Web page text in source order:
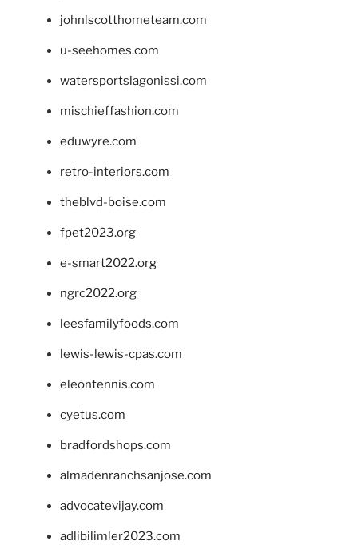
johnlscotthometeam.com
u-seehomes.com
watersportslagonissi.com
mischieffashion.com
eduwyre.com
retro-interiors.com
theblvd-boise.com
fpet2023.org
e-smart2022.org
ngrc2022.org
leesfamilyfoods.com
lewis-lewis-cpas.com
eleontennis.com
cyetus.com
bradfordshops.com
almadenranchsanjose.com
advocatevijay.com
adlibilimler2023.com